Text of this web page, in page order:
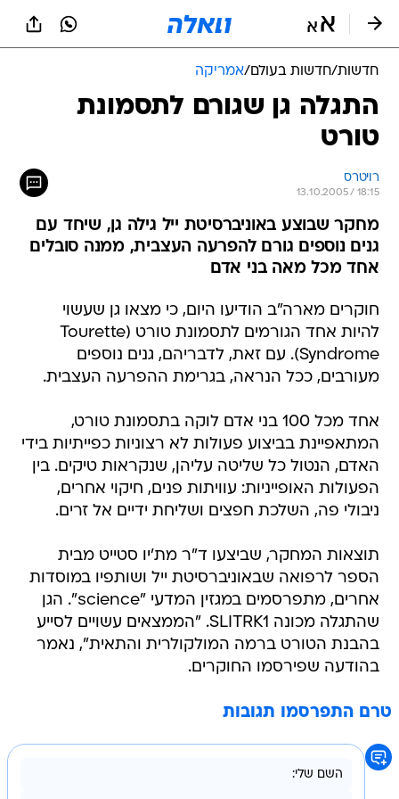
חדשות/חדשות בעולם/אמריקה
התגלה גן שגורם לתסמונת
טורט
רויטרס
13.10.2005 / 18:15
מחקר שבוצע באוניברסיטת ייל גילה גן, שיחד עם
גנים נוספים גורם להפרעה העצבית, ממנה סובלים
אחד מכל מאה בני אדם
חוקרים מארה"ב הודיעו היום, כי מצאו גן שעשוי
להיות אחד הגורמים לתסמונת טורט (Tourette
Syndrome). עם זאת, לדבריהם, גנים נוספים
מעורבים, ככל הנראה, בגרימת ההפרעה העצבית.
אחד מכל 100 בני אדם לוקה בתסמונת טורט,
המתאפיינת בביצוע פעולות לא רצוניות כפייתיות בידי
האדם, הנטול כל שליטה עליהן, שנקראות טיקים. בין
הפעולות האופייניות: עוויתות פנים, חיקוי אחרים,
ניבולי פה, השלכת חפצים ושליחת ידיים אל זרים.
תוצאות המחקר, שביצעו ד"ר מת'יו סטייט מבית
הספר לרפואה שבאוניברסיטת ייל ושותפיו במוסדות
אחרים, מתפרסמים במגזין המדעי "science". הגן
שהתגלה מכונה SLITRK1. "הממצאים עשויים לסייע
בהבנת הטורט ברמה המולקולרית והתאית", נאמר
בהודעה שפירסמו החוקרים.
טרם התפרסמו תגובות